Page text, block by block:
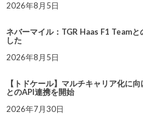
2026年8月5日
ネバーマイル：TGR Haas F1 Team
した
2026年8月5日
【トドケール】マルチキャリア化に
とのAPI連携を開始
2026年7月30日